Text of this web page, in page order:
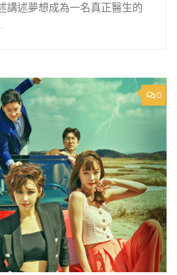
講述夢想成為一名真正醫生的
0